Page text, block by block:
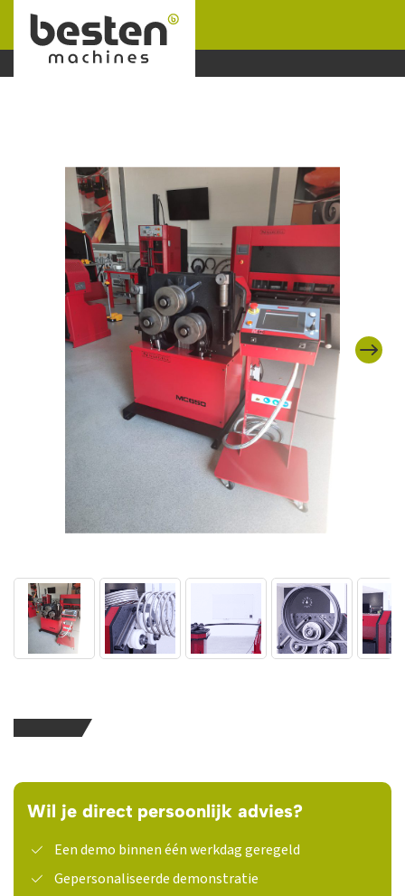
Naar hoofdinhoud
Wil je direct persoonlijk advies?
Een demo binnen één werkdag geregeld
Gepersonaliseerde demonstratie
Next